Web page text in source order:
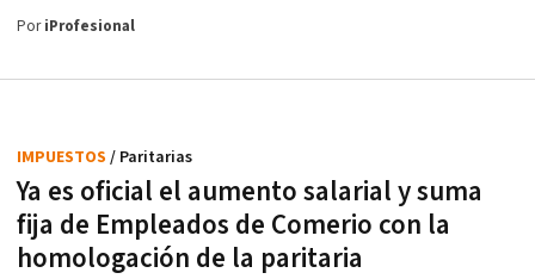
PoriProfesional
Ya es oficial el aumento salarial y suma
fija de Empleados de Comerio con la
homologación de la paritaria
IMPUESTOS / Paritarias